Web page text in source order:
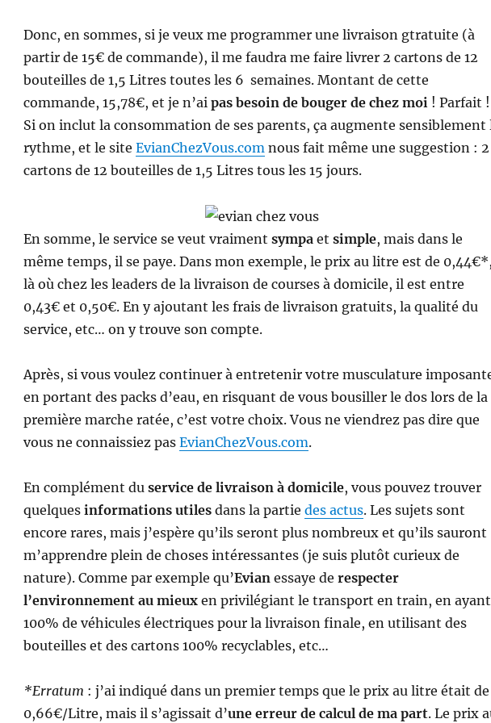
Donc, en sommes, si je veux me programmer une livraison gtratuite (à
partir de 15€ de commande), il me faudra me faire livrer 2 cartons de 12
bouteilles de 1,5 Litres toutes les 6 semaines. Montant de cette
commande, 15,78€, et je n’ai pas besoin de bouger de chez moi ! Parfait !
Si on inclut la consommation de ses parents, ça augmente sensiblement
rythme, et le site EvianChezVous.com nous fait même une suggestion : 2
cartons de 12 bouteilles de 1,5 Litres tous les 15 jours.
En somme, le service se veut vraiment sympaet simple, mais dans le
même temps, il se paye. Dans mon exemple, le prix au litre est de
là où chez les leaders de la livraison de courses à domicile, il est entre
0,43€ et 0,50€. En y ajoutant les frais de livraison gratuits, la qualité du
service, etc… on y trouve son compte.
Après, si vous voulez continuer à entretenir votre musculature
en portant des packs d’eau, en risquant de vous bousiller le dos lors de la
première marche ratée, c’est votre choix. Vous ne viendrez pas dire que
vous ne connaissiez pas EvianChezVous.com.
En complément du service de livraison à domicile, vous pouvez trouver
quelques informations utilesdans la partie des actus. Les sujets sont
encore rares, mais j’espère qu’ils seront plus nombreux et qu’ils sauront
m’apprendre plein de choses intéressantes (je suis plutôt curieux de
nature). Comme par exemple qu’Evianessaye de respecter
l’environnement au mieuxen privilégiant le transport en train, en ayant
100% de véhicules électriques pour la livraison finale, en utilisant des
bouteilles et des cartons 100% recyclables, etc…
*Erratum : j’ai indiqué dans un premier temps que le prix au litre était de
0,66€/Litre, mais il s’agissait d’une erreur de calcul de ma part. Le prix